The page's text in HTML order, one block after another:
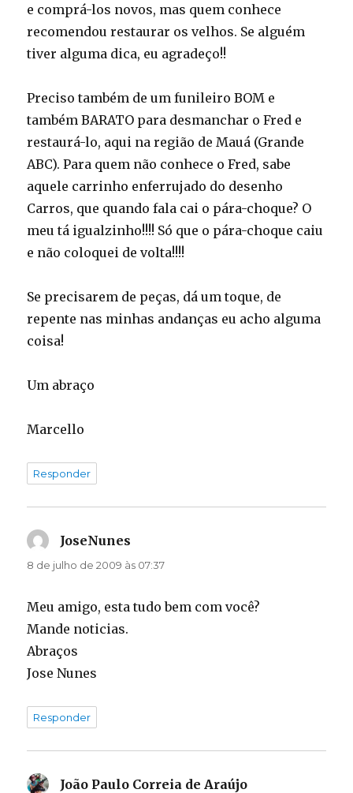
e comprá-los novos, mas quem conhece
recomendou restaurar os velhos. Se alguém
tiver alguma dica, eu agradeço!!
Preciso também de um funileiro BOM e
também BARATO para desmanchar o Fred e
restaurá-lo, aqui na região de Mauá (Grande
ABC). Para quem não conhece o Fred, sabe
aquele carrinho enferrujado do desenho
Carros, que quando fala cai o pára-choque? O
meu tá igualzinho!!!! Só que o pára-choque caiu
e não coloquei de volta!!!!
Se precisarem de peças, dá um toque, de
repente nas minhas andanças eu acho alguma
coisa!
Um abraço
Marcello
Responder
JoseNunes
8 de julho de 2009 às 07:37
Meu amigo, esta tudo bem com você?
Mande noticias.
Abraços
Jose Nunes
Responder
João Paulo Correia de Araújo